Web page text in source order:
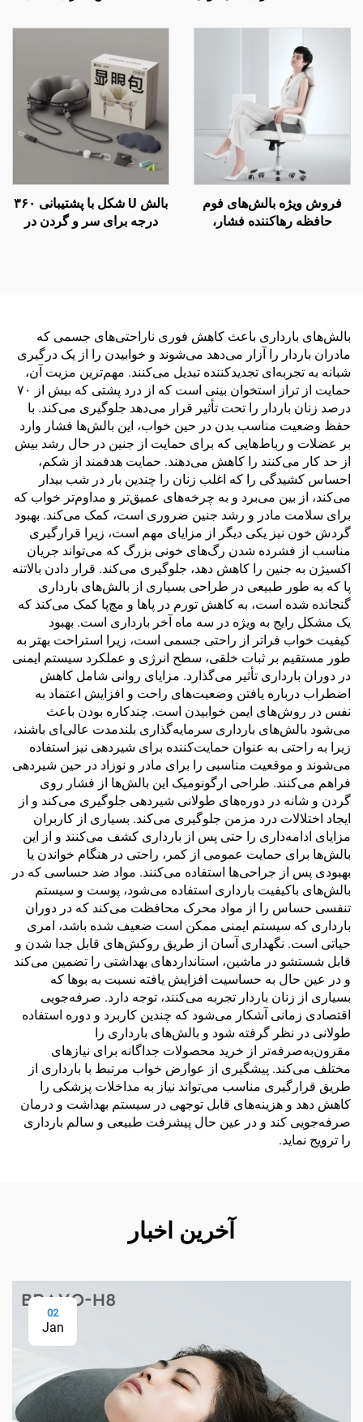
بالش کمر B2
دفتر، بالش کمر B7
فروش ویژه بالش‌های فوم
حافظه رهاکننده فشار،
بالش U شکل با پشتیبانی ۳۶۰
درجه برای سر و گردن در
بالش‌های بارداری باعث کاهش فوری ناراحتی‌های جسمی که
مادران باردار را آزار می‌دهد می‌شوند و خوابیدن را از یک درگیری
شبانه به تجربه‌ای تجدیدکننده تبدیل می‌کنند. مهم‌ترین مزیت آن،
حمایت از تراز استخوان بینی است که از درد پشتی که بیش از ۷۰
درصد زنان باردار را تحت تأثیر قرار می‌دهد جلوگیری می‌کند. با
حفظ وضعیت مناسب بدن در حین خواب، این بالش‌ها فشار وارد
بر عضلات و رباط‌هایی که برای حمایت از جنین در حال رشد بیش
از حد کار می‌کنند را کاهش می‌دهند. حمایت هدفمند از شکم،
احساس کشیدگی را که اغلب زنان را چندین بار در شب بیدار
می‌کند، از بین می‌برد و به چرخه‌های عمیق‌تر و مداوم‌تر خواب که
برای سلامت مادر و رشد جنین ضروری است، کمک می‌کند. بهبود
گردش خون نیز یکی دیگر از مزایای مهم است، زیرا قرارگیری
مناسب از فشرده شدن رگ‌های خونی بزرگ که می‌تواند جریان
اکسیژن به جنین را کاهش دهد، جلوگیری می‌کند. قرار دادن بالاتنه
پا که به طور طبیعی در طراحی بسیاری از بالش‌های بارداری
گنجانده شده است، به کاهش تورم در پاها و مچ‌پا کمک می‌کند که
یک مشکل رایج به ویژه در سه ماه آخر بارداری است. بهبود
کیفیت خواب فراتر از راحتی جسمی است، زیرا استراحت بهتر به
طور مستقیم بر ثبات خلقی، سطح انرژی و عملکرد سیستم ایمنی
در دوران بارداری تأثیر می‌گذارد. مزایای روانی شامل کاهش
اضطراب درباره یافتن وضعیت‌های راحت و افزایش اعتماد به
نفس در روش‌های ایمن خوابیدن است. چندکاره بودن باعث
می‌شود بالش‌های بارداری سرمایه‌گذاری بلندمدت عالی‌ای باشند،
زیرا به راحتی به عنوان حمایت‌کننده برای شیردهی نیز استفاده
می‌شوند و موقعیت مناسبی را برای مادر و نوزاد در حین شیردهی
فراهم می‌کنند. طراحی ارگونومیک این بالش‌ها از فشار روی
گردن و شانه در دوره‌های طولانی شیردهی جلوگیری می‌کند و از
ایجاد اختلالات درد مزمن جلوگیری می‌کند. بسیاری از کاربران
مزایای ادامه‌داری را حتی پس از بارداری کشف می‌کنند و از این
بالش‌ها برای حمایت عمومی از کمر، راحتی در هنگام خواندن یا
بهبودی پس از جراحی‌ها استفاده می‌کنند. مواد ضد حساسی که در
بالش‌های باکیفیت بارداری استفاده می‌شود، پوست و سیستم
تنفسی حساس را از مواد محرک محافظت می‌کند که در دوران
بارداری که سیستم ایمنی ممکن است ضعیف شده باشد، امری
حیاتی است. نگهداری آسان از طریق روکش‌های قابل جدا شدن و
قابل شستشو در ماشین، استانداردهای بهداشتی را تضمین می‌کند
و در عین حال به حساسیت افزایش یافته نسبت به بوها که
بسیاری از زنان باردار تجربه می‌کنند، توجه دارد. صرفه‌جویی
اقتصادی زمانی آشکار می‌شود که چندین کاربرد و دوره استفاده
طولانی در نظر گرفته شود و بالش‌های بارداری را
مقرون‌به‌صرفه‌تر از خرید محصولات جداگانه برای نیازهای
مختلف می‌کند. پیشگیری از عوارض خواب مرتبط با بارداری از
طریق قرارگیری مناسب می‌تواند نیاز به مداخلات پزشکی را
کاهش دهد و هزینه‌های قابل توجهی در سیستم بهداشت و درمان
صرفه‌جویی کند و در عین حال پیشرفت طبیعی و سالم بارداری
را ترویج نماید.
آخرین اخبار
02
Jan